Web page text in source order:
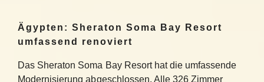
Ägypten: Sheraton Soma Bay Resort
umfassend renoviert
Das Sheraton Soma Bay Resort hat die umfassende
Modernisierung abgeschlossen. Alle 326 Zimmer